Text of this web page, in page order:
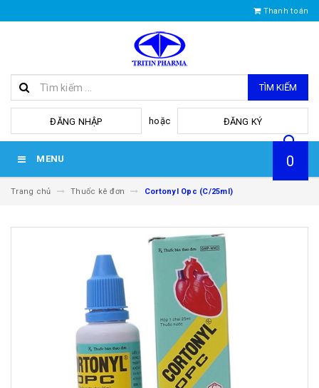
Thanh toán
TÌM KIẾM
ĐĂNG NHẬP hoặc ĐĂNG KÝ
MENU 0
Trang chủ Thuốc kê đơn Cortonyl Opc (C/25ml)